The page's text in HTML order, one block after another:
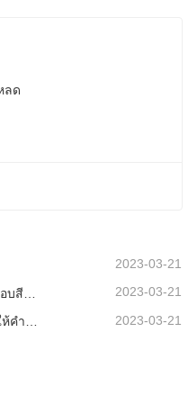
2023-03-21
2023-03-21
2023-03-21